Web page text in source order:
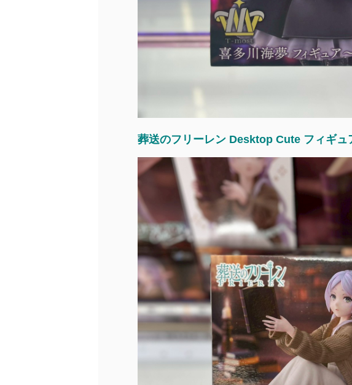
葬送のフリーレン Desktop Cute フィギュ